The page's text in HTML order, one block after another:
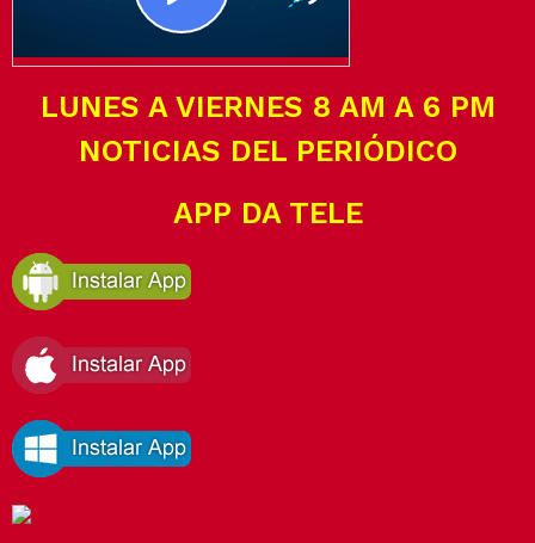
LUNES A VIERNES 8 AM A 6 PM
NOTICIAS DEL PERIÓDICO
APP DA TELE